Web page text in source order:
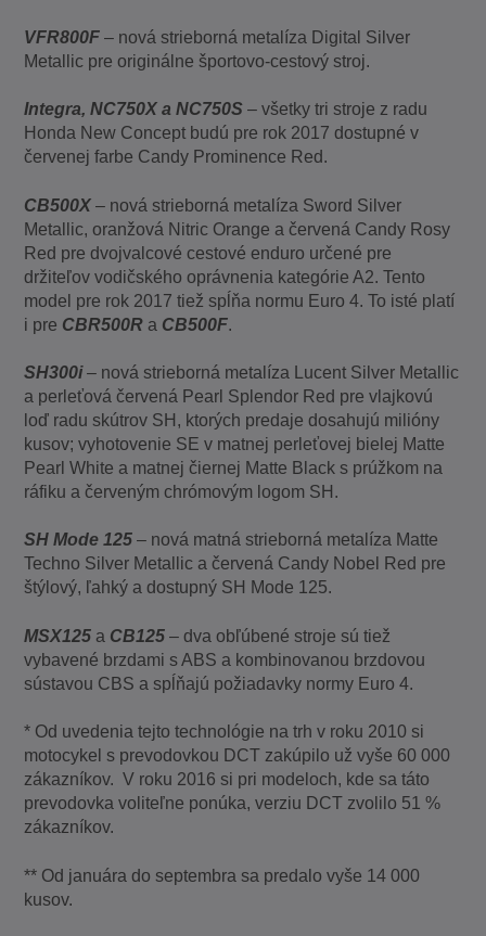
VFR800F – nová strieborná metalíza Digital Silver
Metallic pre originálne športovo-cestový stroj.
Integra, NC750X a NC750S – všetky tri stroje z radu
Honda New Concept budú pre rok 2017 dostupné v
červenej farbe Candy Prominence Red.
CB500X – nová strieborná metalíza Sword Silver
Metallic, oranžová Nitric Orange a červená Candy Rosy
Red pre dvojvalcové cestové enduro určené pre
držiteľov vodičského oprávnenia kategórie A2. Tento
model pre rok 2017 tiež spĺňa normu Euro 4. To isté platí
i pre CBR500R a CB500F.
SH300i– nová strieborná metalíza Lucent Silver Metallic
a perleťová červená Pearl Splendor Red pre vlajkovú
loď radu skútrov SH, ktorých predaje dosahujú milióny
kusov; vyhotovenie SE v matnej perleťovej bielej Matte
Pearl White a matnej čiernej Matte Black s prúžkom na
ráfiku a červeným chrómovým logom SH.
SH Mode 125– nová matná strieborná metalíza Matte
Techno Silver Metallic a červená Candy Nobel Red pre
štýlový, ľahký a dostupný SH Mode 125.
MSX125 a CB125 – dva obľúbené stroje sú tiež
vybavené brzdami s ABS a kombinovanou brzdovou
sústavou CBS a spĺňajú požiadavky normy Euro 4.
* Od uvedenia tejto technológie na trh v roku 2010 si
motocykel s prevodovkou DCT zakúpilo už vyše 60 000
zákazníkov. V roku 2016 si pri modeloch, kde sa táto
prevodovka voliteľne ponúka, verziu DCT zvolilo 51 %
zákazníkov.
** Od januára do septembra sa predalo vyše 14 000
kusov.